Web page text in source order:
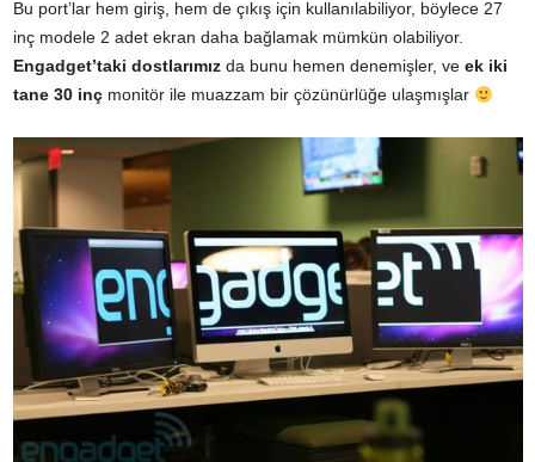
Bu port’lar hem giriş, hem de çıkış için kullanılabiliyor, böylece 27
inç modele 2 adet ekran daha bağlamak mümkün olabiliyor.
Engadget’taki dostlarımız da bunu hemen denemişler, ve ek iki
tane 30 inç monitör ile muazzam bir çözünürlüğe ulaşmışlar